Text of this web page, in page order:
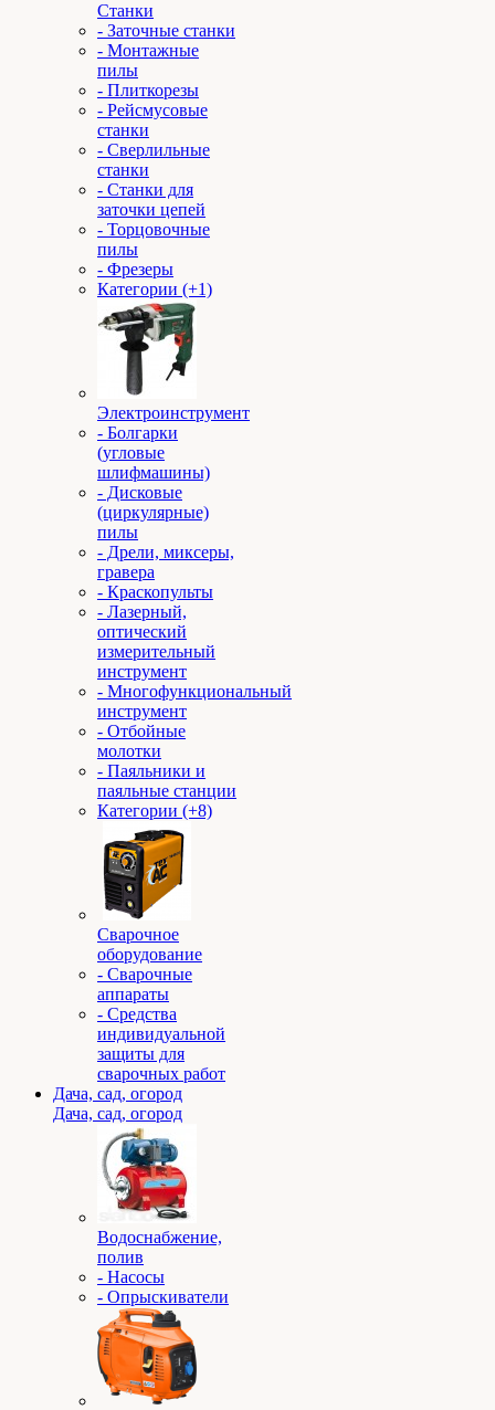
Станки
- Заточные станки
- Монтажные
пилы
- Плиткорезы
- Рейсмусовые
станки
- Сверлильные
станки
- Станки для
заточки цепей
- Торцовочные
пилы
- Фрезеры
Категории (+1)
Электроинструмент
- Болгарки
(угловые
шлифмашины)
- Дисковые
(циркулярные)
пилы
- Дрели, миксеры,
гравера
- Краскопульты
- Лазерный,
оптический
измерительный
инструмент
- Многофункциональный
инструмент
- Отбойные
молотки
- Паяльники и
паяльные станции
Категории (+8)
Сварочное
оборудование
- Сварочные
аппараты
- Средства
индивидуальной
защиты для
сварочных работ
Дача, сад, огород
Дача, сад, огород
Водоснабжение,
полив
- Насосы
- Опрыскиватели